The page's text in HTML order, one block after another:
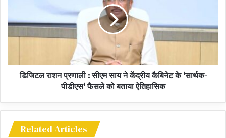
बॉक्स ऑफिस पर सफलता के झंडे गाड़ने के साथ-साथ यह फिल्म उस साल की
सबसे ज्यादा कमाई करने वाली टॉप फिल्मों में शामिल हुई थी।
हिट संगीत की विरासत: जतिन-ललित के संगीत से सजी इस फिल्म के गानों ने उस
दौर में हर तरफ धूम मचा दी थी। ‘चांद सिफारिश’, ‘मेरे हाथ में’, ‘देश रंगीला’ और
‘चंदा चमके’ जैसे सदाबहार गाने आज भी लोगों की प्लेलिस्ट का अहम हिस्सा हैं।
डिजिटल राशन प्रणाली : सीएम साय ने केंद्रीय कैबिनेट के 'सार्थक-
पीडीएस' फैसले को बताया ऐतिहासिक
Related Articles